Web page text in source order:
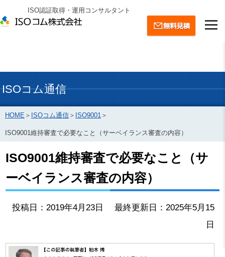
ISO認証取得・運用コンサルタント
ISOコム通信
HOME ＞ ISOコム通信 ＞ ISO9001 ＞
ISO9001維持審査で必要なこと（サーベイランス審査の内容）
ISO9001維持審査で必要なこと（サ
ーベイランス審査の内容）
投稿日：2019年4月23日 最終更新日：2025年5月15
日